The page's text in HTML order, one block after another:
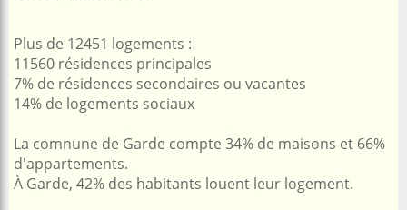
Plus de 12451 logements :
11560 résidences principales
7% de résidences secondaires ou vacantes
14% de logements sociaux
La comnune de Garde compte 34% de maisons et 66%
d'appartements.
À Garde, 42% des habitants louent leur logement.